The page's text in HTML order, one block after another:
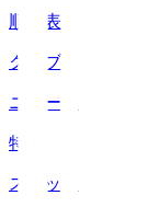
順位表
クラブ
ニュース
特集
スタッツ